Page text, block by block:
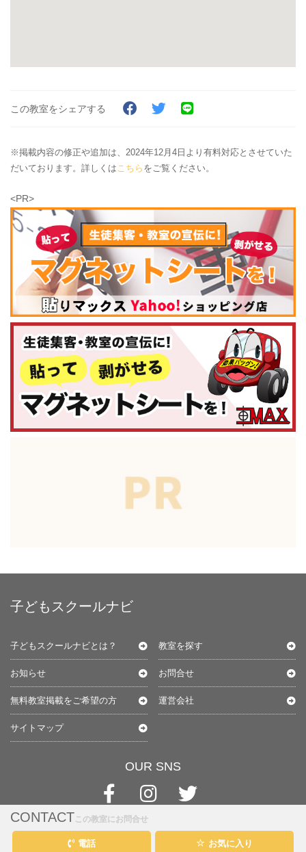
この教室をシェアする
※掲載内容の修正や追加は、2024年12月4日より有料対応とさせていた
だいております。詳しくは こちら をご覧ください。
<PR>
CONTACTこの教室にお問合せ
電話 お気に入り
子どもスクールナビ
子どもスクールナビとは？ 教室を探す
お知らせ お問合せ
無料教室掲載をご希望の方 運営会社
サイトマップ
OUR SNS